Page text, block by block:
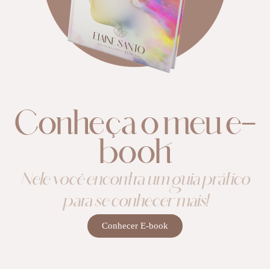
Conheça o meu e-
book
Nele você encontra um guia prático
para se conhecer mais!
Conhecer E-book